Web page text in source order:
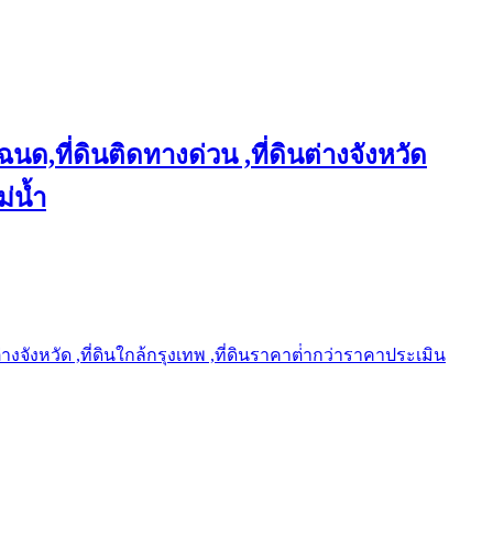
นด,ที่ดินติดทางด่วน ,ที่ดินต่างจังหวัด
น้ำ
จังหวัด ,ที่ดินใกล้กรุงเทพ ,ที่ดินราคาต่ํากว่าราคาประเมิน